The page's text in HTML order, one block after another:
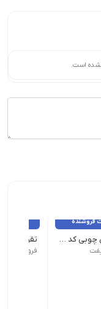
است.
فروشنده
تقویم رومیزی چوبی کد TA-SH71 وزن 50 گرم نام محصول| تقویم رو میزی پیتیکو کد 778| ابعاد 12×12| نوع صحافی| فنری
فروشنده: